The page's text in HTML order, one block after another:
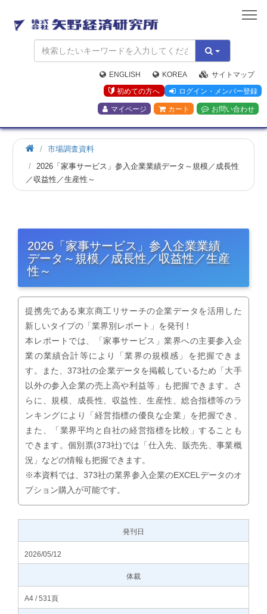
矢
野
経
済
研
究
所
ENGLISH KOREA
サイトマップ
初めての方へ
ログイン・メンバー登録
マイページ カート お問い合わせ
市場調査資料
2026「家事サービス」参入企業業績データ～規模／成長性
／収益性／生産性～
2026「家事サービス」参入企業業績
データ～規模／成長性／収益性／生産
性～
提携先である東京商工リサーチの企業データを活用した
新しいタイプの「業界別レポート」を発刊！
本レポートでは、「家事サービス」業界への主要参入企
業の業績合計等により「業界の規模感」を把握できま
す。また、373社の企業データを掲載しているため「大手
以外の参入企業の売上高や利益等」も把握できます。さ
らに、規模、成長性、収益性、生産性、総合指標等のラ
ンキングにより「経営指標の優良な企業」を把握でき、
また、「業界平均と自社の経営指標を比較」することも
できます。個別票(373社)では「仕入先、販売先、事業概
況」などの情報も把握できます。
※本資料では、373社の業界参入企業のEXCELデータのオ
プション購入が可能です。
発刊日
2026/05/12
体裁
A4 / 531頁